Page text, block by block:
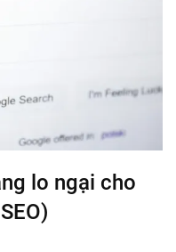
lo ngại cho